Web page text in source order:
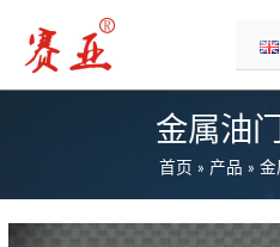
容
金属油
首页 产品 金